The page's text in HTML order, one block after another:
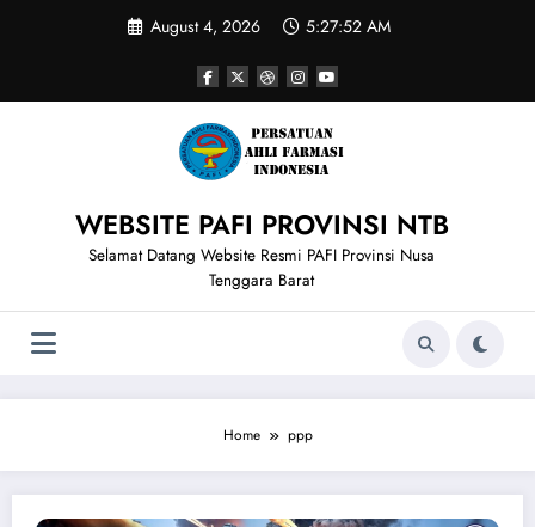
August 4, 2026 5:27:52 AM
WEBSITE PAFI PROVINSI NTB
Selamat Datang Website Resmi PAFI Provinsi Nusa
Tenggara Barat
Home ppp